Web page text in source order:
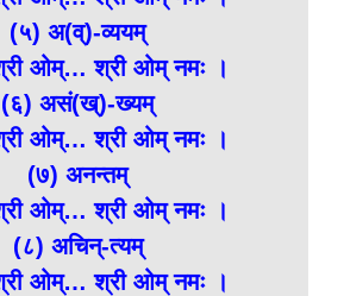
(५) अ(व्)-व्ययम्
ओम्… श्री ओम् नमः ।
(६) असं(ख्)-ख्यम्
ओम्… श्री ओम् नमः ।
(७) अनन्तम्
ओम्… श्री ओम् नमः ।
(८) अचिन्-त्यम्
ओम्… श्री ओम् नमः ।